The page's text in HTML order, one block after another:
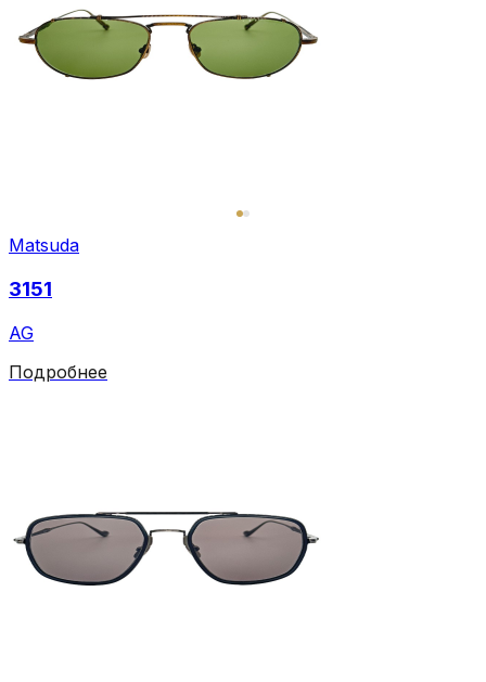
Matsuda
3151
AG
Подробнее